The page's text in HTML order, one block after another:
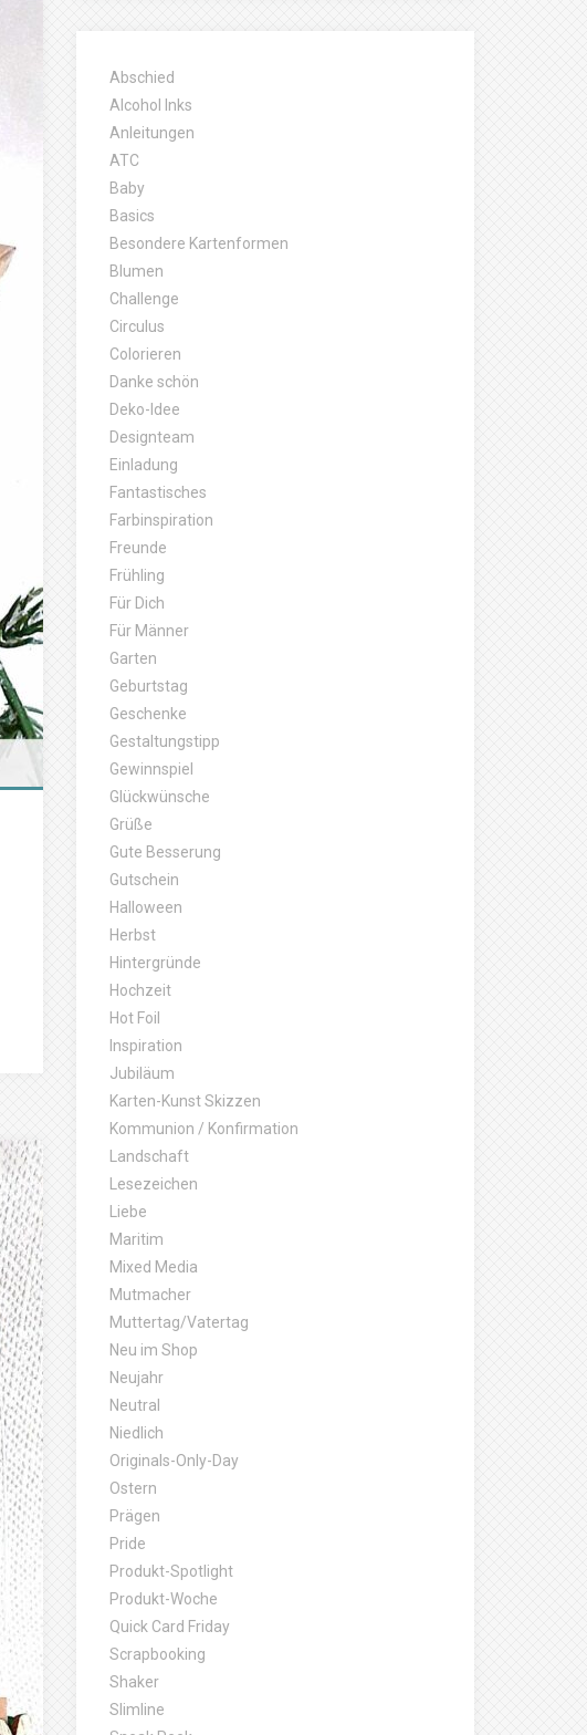
Abschied
Alcohol Inks
Anleitungen
ATC
Baby
Basics
Besondere Kartenformen
Blumen
Challenge
Circulus
Colorieren
Danke schön
Deko-Idee
Designteam
Einladung
Fantastisches
Farbinspiration
Freunde
Frühling
Für Dich
Für Männer
Garten
Geburtstag
Geschenke
Gestaltungstipp
Gewinnspiel
Glückwünsche
Grüße
Gute Besserung
Gutschein
Halloween
Herbst
Hintergründe
Hochzeit
Hot Foil
Inspiration
Jubiläum
Karten-Kunst Skizzen
Kommunion / Konfirmation
Landschaft
Lesezeichen
Liebe
Maritim
Mixed Media
Mutmacher
Muttertag/Vatertag
Neu im Shop
Neujahr
Neutral
Niedlich
Originals-Only-Day
Ostern
Prägen
Pride
Produkt-Spotlight
Produkt-Woche
Quick Card Friday
Scrapbooking
Shaker
Slimline